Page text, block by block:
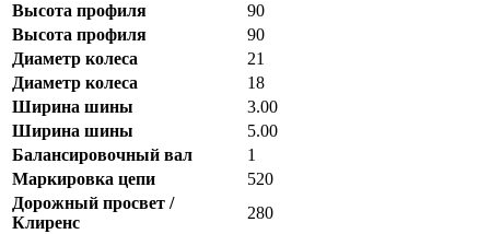
Высота профиля
90
Высота профиля
90
Диаметр колеса
21
Диаметр колеса
18
Ширина шины
3.00
Ширина шины
5.00
Балансировочный вал
1
Маркировка цепи
520
Дорожный просвет /
Клиренс
280